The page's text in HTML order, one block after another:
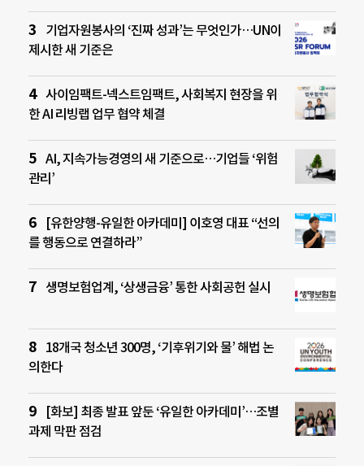
기업자원봉사의 ‘진짜 성과’는 무엇인가…UN이
제시한 새 기준은
사이임팩트-넥스트임팩트, 사회복지 현장을 위
한 AI 리빙랩 업무 협약 체결
AI, 지속가능경영의 새 기준으로…기업들 ‘위험
관리’
[유한양행-유일한 아카데미] 이호영 대표 “선의
를 행동으로 연결하라”
생명보험업계, ‘상생금융’ 통한 사회공헌 실시
18개국 청소년 300명, ‘기후위기와 물’ 해법 논
의한다
[화보] 최종 발표 앞둔 ‘유일한 아카데미’…조별
과제 막판 점검